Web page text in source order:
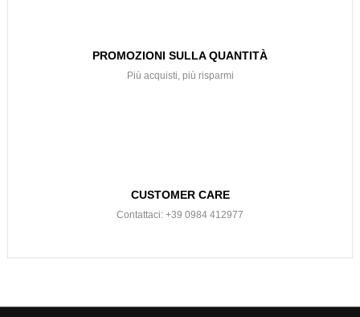
PROMOZIONI SULLA QUANTITÀ
Più acquisti, più risparmi
CUSTOMER CARE
Contattaci: +39 0984 412977